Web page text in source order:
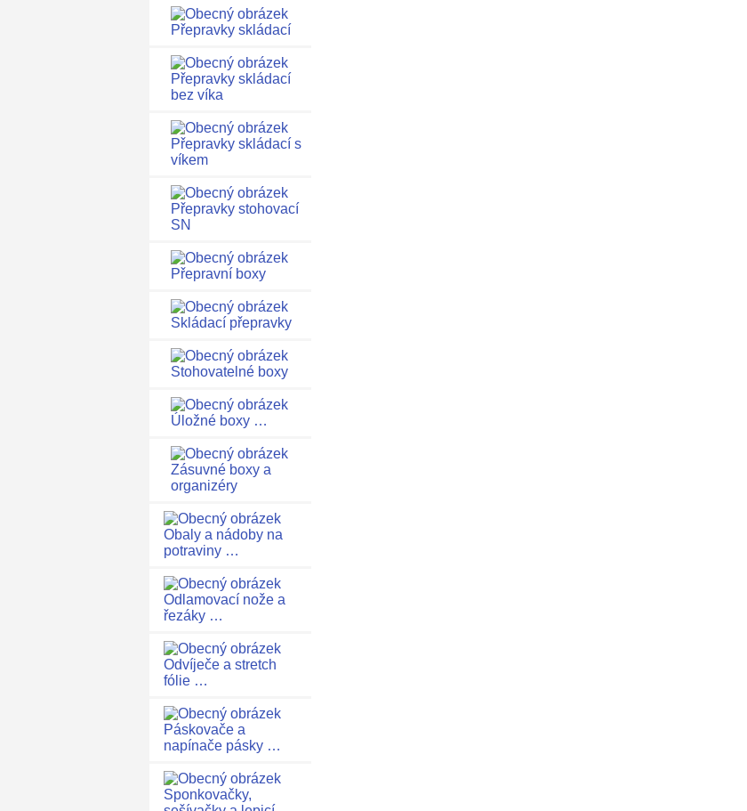
Přepravky skládací
Přepravky skládací
bez víka
Přepravky skládací s
víkem
Přepravky stohovací
SN
Přepravní boxy
Skládací přepravky
Stohovatelné boxy
Úložné boxy …
Zásuvné boxy a
organizéry
Obaly a nádoby na
potraviny …
Odlamovací nože a
řezáky …
Odvíječe a stretch
fólie …
Páskovače a
napínače pásky …
Sponkovačky,